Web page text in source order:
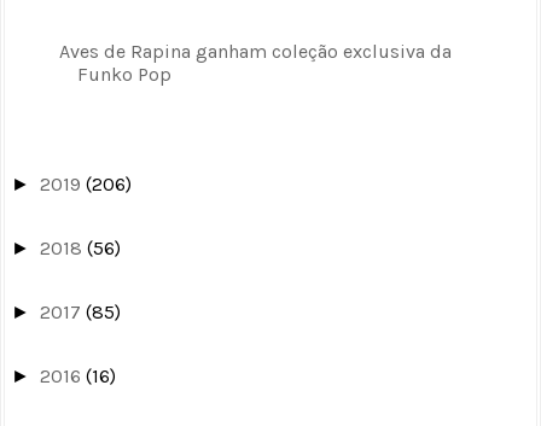
Aves de Rapina ganham coleção exclusiva da
Funko Pop
► 2019 (206)
► 2018 (56)
► 2017 (85)
► 2016 (16)